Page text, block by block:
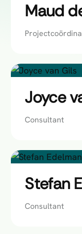
Maud
Joyce
Consultant
Stefan
Consultant